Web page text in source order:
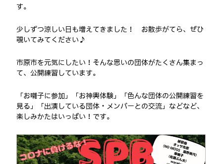
す。
少しずつ涼しい日も増えてきました！ お散歩がてら、ぜひ
覗いてみてください♪
市原市を元気にしたい！そんな思いの団体がたくさん集まっ
て、公開練習しています。
「お囃子に参加」「お神輿体験」「色んな団体の公開練習を
見る」「出演している団体・メンバーとの交流」などなど、
楽しみかたはいっぱい！です。